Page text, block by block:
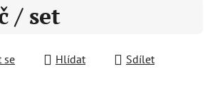
/ set
se Hlídat Sdílet